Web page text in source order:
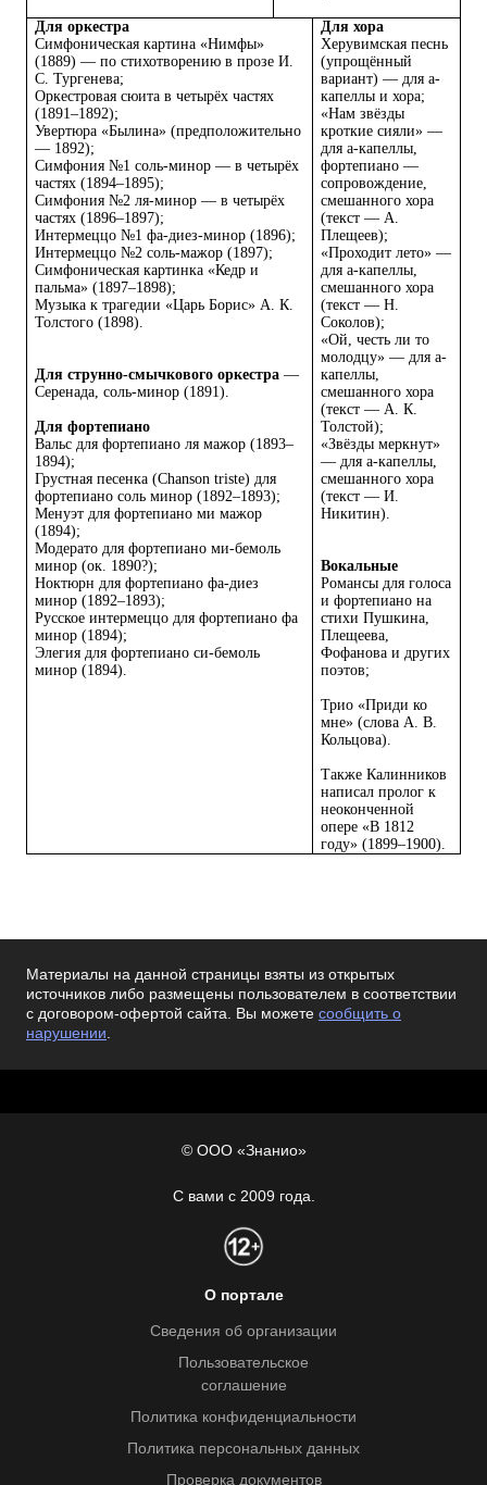
Для оркестра
Симфоническая картина «Нимфы»
(1889) — по стихотворению в прозе И.
С. Тургенева;
Оркестровая сюита в четырёх частях
(1891–1892);
Увертюра «Былина» (предположительно
— 1892);
Симфония №1 соль-минор — в четырёх
частях (1894–1895);
Симфония №2 ля-минор — в четырёх
частях (1896–1897);
Интермеццо №1 фа-диез-минор (1896);
Интермеццо №2 соль-мажор (1897);
Симфоническая картинка «Кедр и
пальма» (1897–1898);
Музыка к трагедии «Царь Борис» А. К.
Толстого (1898).
Для струнно-смычкового оркестра —
Серенада, соль-минор (1891).
Для фортепиано
Вальс для фортепиано ля мажор (1893–
1894);
Грустная песенка (Chanson triste) для
фортепиано соль минор (1892–1893);
Менуэт для фортепиано ми мажор
(1894);
Модерато для фортепиано ми-бемоль
минор (ок. 1890?);
Ноктюрн для фортепиано фа-диез
минор (1892–1893);
Русское интермеццо для фортепиано фа
минор (1894);
Элегия для фортепиано си-бемоль
минор (1894).
Для хора
Херувимская песнь
(упрощённый
вариант) — для а-
капеллы и хора;
«Нам звёзды
кроткие сияли» —
для а-капеллы,
фортепиано —
сопровождение,
смешанного хора
(текст — А.
Плещеев);
«Проходит лето» —
для а-капеллы,
смешанного хора
(текст — Н.
Соколов);
«Ой, честь ли то
молодцу» — для а-
капеллы,
смешанного хора
(текст — А. К.
Толстой);
«Звёзды меркнут»
— для а-капеллы,
смешанного хора
(текст — И.
Никитин).
Вокальные
Романсы для голоса
и фортепиано на
стихи Пушкина,
Плещеева,
Фофанова и других
поэтов;
Трио «Приди ко
мне» (слова А. В.
Кольцова).
Также Калинников
написал пролог к
неоконченной
опере «В 1812
году» (1899–1900).
Материалы на данной страницы взяты из открытых
источников либо размещены пользователем в соответствии
с договором-офертой сайта. Вы можете сообщить о
нарушении.
© ООО «Знанио»
С вами с 2009 года.
О портале
Сведения об организации
Пользовательское
соглашение
Политика конфиденциальности
Политика персональных данных
Проверка документов